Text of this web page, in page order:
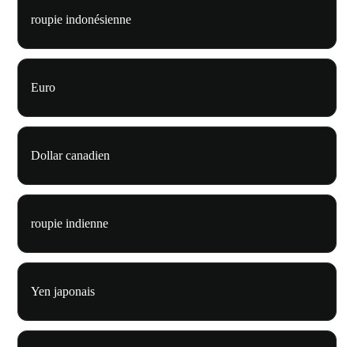
roupie indonésienne
Euro
Dollar canadien
roupie indienne
Yen japonais